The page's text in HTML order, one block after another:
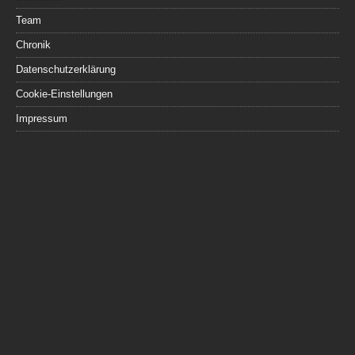
Team
Chronik
Datenschutzerklärung
Cookie-Einstellungen
Impressum